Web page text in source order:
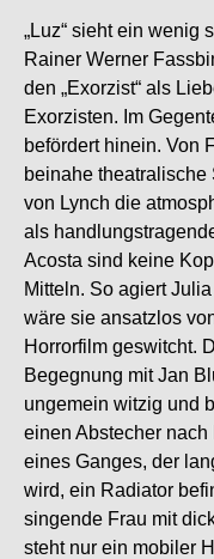
„Luz“ sieht ein wenig
Rainer Werner
den „Exorzist“ als
Exorzisten. Im
befördert hinein. Von
beinahe theatralische
von Lynch die
als
Acosta sind keine
Mitteln. So agiert
wäre sie ansatzlos
Horrorfilm geswitcht.
Begegnung mit Jan
ungemein witzig und
einen Abstecher
eines Ganges, der
wird, ein Radiator
singende Frau mit
steht nur ein mobiler